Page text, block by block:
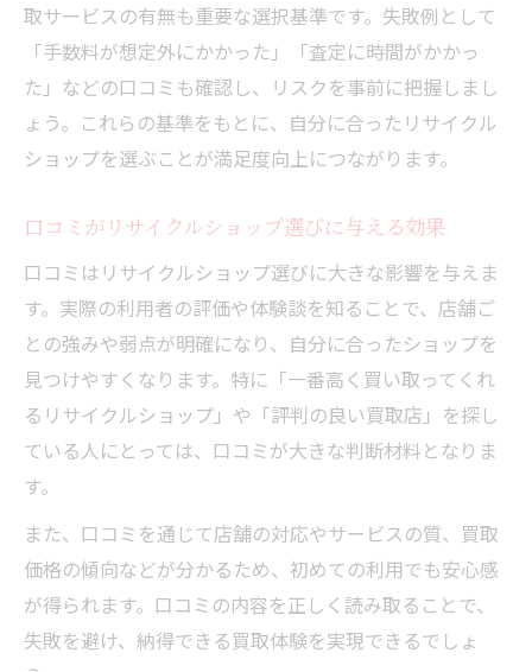
取サービスの有無も重要な選択基準です。失敗例として
「手数料が想定外にかかった」「査定に時間がかかっ
た」などの口コミも確認し、リスクを事前に把握しまし
ょう。これらの基準をもとに、自分に合ったリサイクル
ショップを選ぶことが満足度向上につながります。
口コミがリサイクルショップ選びに与える効果
口コミはリサイクルショップ選びに大きな影響を与えま
す。実際の利用者の評価や体験談を知ることで、店舗ご
との強みや弱点が明確になり、自分に合ったショップを
見つけやすくなります。特に「一番高く買い取ってくれ
るリサイクルショップ」や「評判の良い買取店」を探し
ている人にとっては、口コミが大きな判断材料となりま
す。
また、口コミを通じて店舗の対応やサービスの質、買取
価格の傾向などが分かるため、初めての利用でも安心感
が得られます。口コミの内容を正しく読み取ることで、
失敗を避け、納得できる買取体験を実現できるでしょ